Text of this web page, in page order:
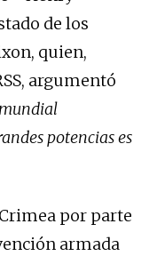
de los
quien,
argumentó
potencias es
por parte
armada